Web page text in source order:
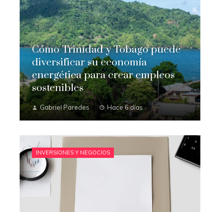
Cómo Trinidad y Tobago puede
diversificar su economía
energética para crear empleos
sostenibles
Gabriel Paredes Hace 6 días
INVERSIONES Y NEGOCIOS